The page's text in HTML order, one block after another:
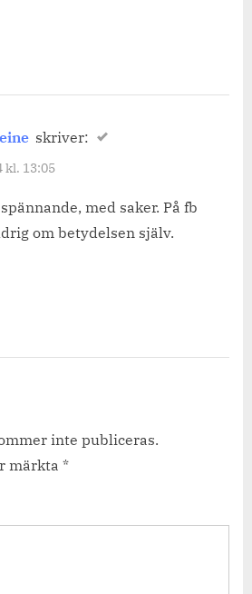
skriver:
kl. 13:05
med saker. På fb
om betydelsen själv.
inte publiceras.
märkta *